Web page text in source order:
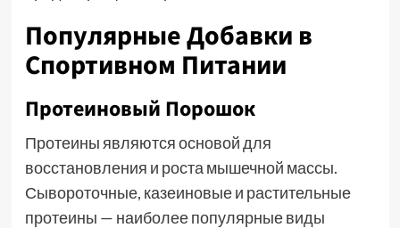
Популярные Добавки в
Спортивном Питании
Протеиновый Порошок
Протеины являются основой для
восстановления и роста мышечной массы.
Сывороточные, казеиновые и растительные
протеины — наиболее популярные виды